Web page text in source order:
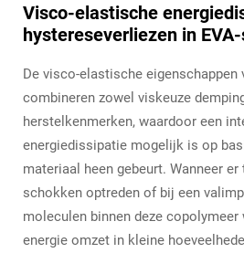
Visco-elastische
hystereseverliezen in
De visco-elastische eigenschappen
combineren zowel viskeuze
herstelkenmerken, waardoor een
energiedissipatie mogelijk is op
materiaal heen gebeurt. Wanneer
schokken optreden of bij een
moleculen binnen deze
energie omzet in kleine